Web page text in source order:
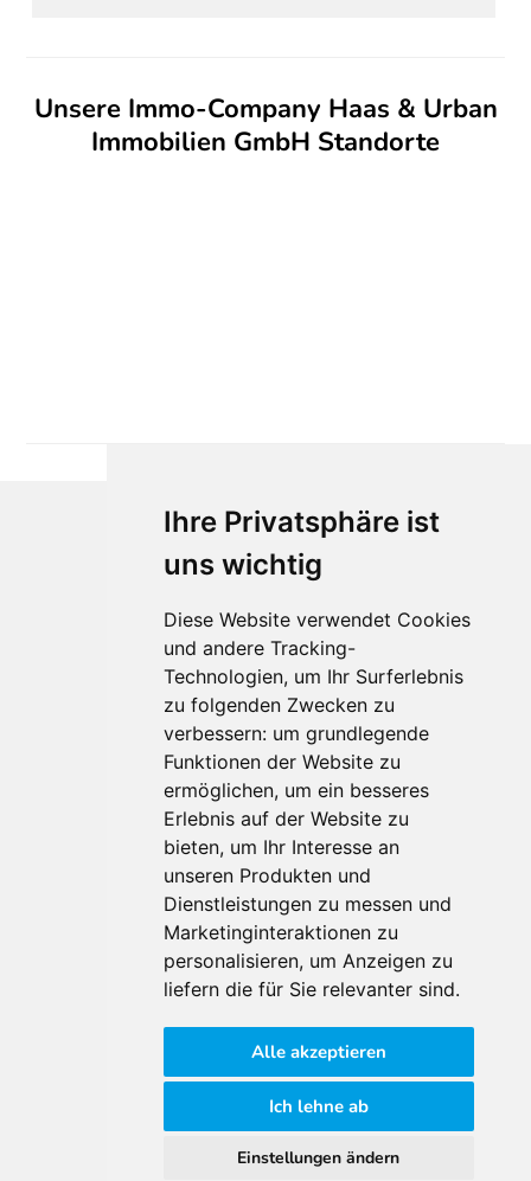
Ihre Privatsphäre ist
uns wichtig
Diese Website verwendet Cookies
und andere Tracking-
Technologien, um Ihr Surferlebnis
zu folgenden Zwecken zu
verbessern: um grundlegende
Funktionen der Website zu
ermöglichen, um ein besseres
Erlebnis auf der Website zu
bieten, um Ihr Interesse an
unseren Produkten und
Dienstleistungen zu messen und
Marketinginteraktionen zu
personalisieren, um Anzeigen zu
liefern die für Sie relevanter sind.
Alle akzeptieren
Ich lehne ab
Einstellungen ändern
Unsere Immo-Company Haas & Urban
Immobilien GmbH Standorte
Für Makler:innen
Über Uns
Vorteile
Kontakt
Software Partner
Teilnahme
FAQ
Für Makler:innen
Impressum
AGB
Datenschutzklärung
Cookie Richtlinie